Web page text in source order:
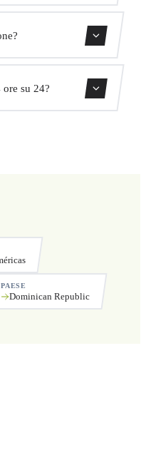
ritiro senza costi
a 24 ore prima del
su 24?
PAESE
Dominican Republic